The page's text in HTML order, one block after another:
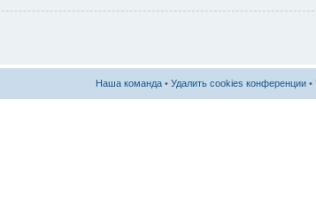
Наша команда • Удалить cookies конференции •